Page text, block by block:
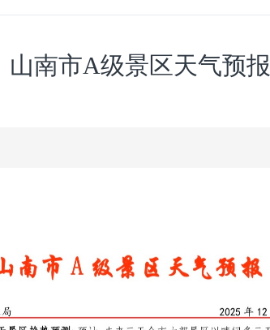
山南市A级景区天气预报